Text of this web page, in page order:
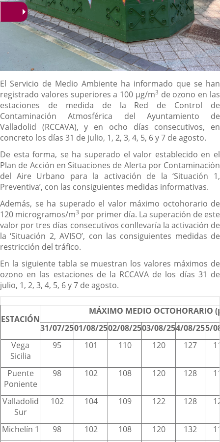
Descripción
El Servicio de Medio Ambiente ha informado que se han
registrado valores superiores a 100 µg/m3 de ozono en las
estaciones de medida de la Red de Control de
Contaminación Atmosférica del Ayuntamiento de
Valladolid (RCCAVA), y en ocho días consecutivos, en
concreto los días 31 de julio, 1, 2, 3, 4, 5, 6 y 7 de agosto.
De esta forma, se ha superado el valor establecido en el
Plan de Acción en Situaciones de Alerta por Contaminación
del Aire Urbano para la activación de la ‘Situación 1,
Preventiva’, con las consiguientes medidas informativas.
Además, se ha superado el valor máximo octohorario de
120 microgramos/m3 por primer día. La superación de este
valor por tres días consecutivos conllevaría la activación de
la ‘Situación 2, AVISO’, con las consiguientes medidas de
restricción del tráfico.
En la siguiente tabla se muestran los valores máximos de
ozono en las estaciones de la RCCAVA de los días 31 de
julio, 1, 2, 3, 4, 5, 6 y 7 de agosto.
ESTACIÓN
MÁXIMO MEDIO OCTOHORARIO
31/07/2501/08/2502/08/2503/08/254/08/255/
Vega
Sicilia
95 101 110 120 127
Puente
Poniente
98 102 108 120 128
Valladolid
Sur
102 104 109 122 128
Michelín 1 98 102 108 120 132